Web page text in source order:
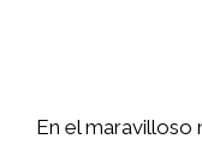
En el maravilloso